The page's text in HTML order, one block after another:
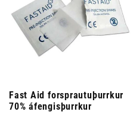
Fast Aid forsprautuþurrkur
70% áfengisþurrkur